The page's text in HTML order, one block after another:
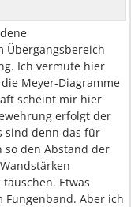
Übergangsbereich
Ich vermute hier
Meyer-Diagramme
scheint mir hier
erfolgt der
sind denn das für
so den Abstand der
Etwas
Aber ich